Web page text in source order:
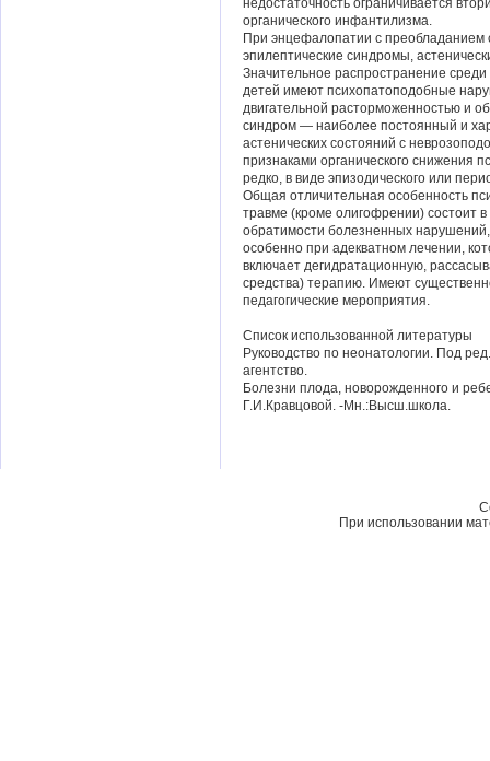
недостаточность ограничивается
органического инфантилизма.
При энцефалопатии с
эпилептические синдромы,
Значительное распространение
детей имеют психопатоподобные
двигательной расторможенностью и
синдром — наиболее постоянный и
астенических состояний с
признаками органического снижения
редко, в виде эпизодического или
Общая отличительная особенность
травме (кроме олигофрении) состоит
обратимости болезненных
особенно при адекватном лечении,
включает дегидратационную,
средства) терапию. Имеют
педагогические мероприятия.
Список использованной литературы
Руководство по неонатологии. Под
агентство.
Болезни плода, новорожденного и
Г.И.Кравцовой. -Мн.:Высш.школа.
При использовании